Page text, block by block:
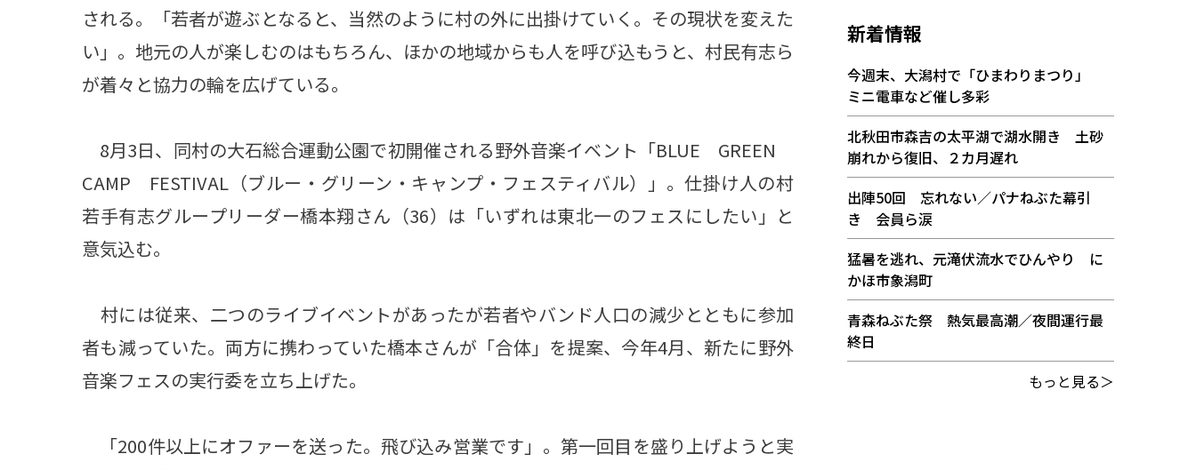
される。「若者が遊ぶとなると、当然のように村の外に出掛けていく。その現状を変えた
い」。地元の人が楽しむのはもちろん、ほかの地域からも人を呼び込もうと、村民有志ら
が着々と協力の輪を広げている。
8月3日、同村の大石総合運動公園で初開催される野外音楽イベント「BLUE GREEN
CAMP FESTIVAL（ブルー・グリーン・キャンプ・フェスティバル）」。仕掛け人の村
若手有志グループリーダー橋本翔さん（36）は「いずれは東北一のフェスにしたい」と
意気込む。
村には従来、二つのライブイベントがあったが若者やバンド人口の減少とともに参加
者も減っていた。両方に携わっていた橋本さんが「合体」を提案、今年4月、新たに野外
音楽フェスの実行委を立ち上げた。
「200件以上にオファーを送った。飛び込み営業です」。第一回目を盛り上げようと実
新着情報
今週末、大潟村で「ひまわりまつり」
ミニ電車など催し多彩
北秋田市森吉の太平湖で湖水開き 土砂
崩れから復旧、２カ月遅れ
出陣50回 忘れない／パナねぶた幕引
き 会員ら涙
猛暑を逃れ、元滝伏流水でひんやり に
かほ市象潟町
青森ねぶた祭 熱気最高潮／夜間運行最
終日
もっと見る＞